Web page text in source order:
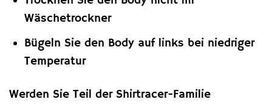
Wäschetrockner
Bügeln Sie den Body auf links bei niedriger
Temperatur
Werden Sie Teil der Shirtracer-Familie